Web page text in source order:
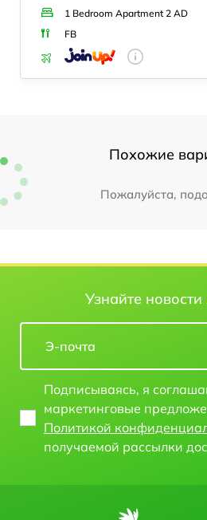
1 Bedroom Apartment 2 AD
FB
Похожие
Пожалуйста,
Узнайте
Подписываясь, я
маркетинговые
Политикой
получаемой рассылки